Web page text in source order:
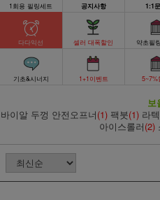
1회용 필링세트 공지사항 1:1
다다익선 셀러 대폭할인 약초필
기초&시너지 1+1이벤트 5~7%
보
바이알 두껑 안전오프너(1) 팩붓(1) 라
아이스롤러(2)